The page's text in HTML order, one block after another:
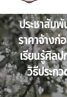
ประชาสัมพั
ราคาจ้างก่
เรียนรู้ศิล
วิธีประก